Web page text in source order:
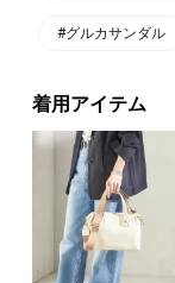
#グルカサンダル
着用アイテム